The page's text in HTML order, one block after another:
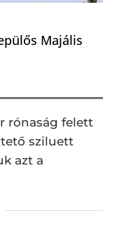
Majális
rónaság felett
sziluett
azt a